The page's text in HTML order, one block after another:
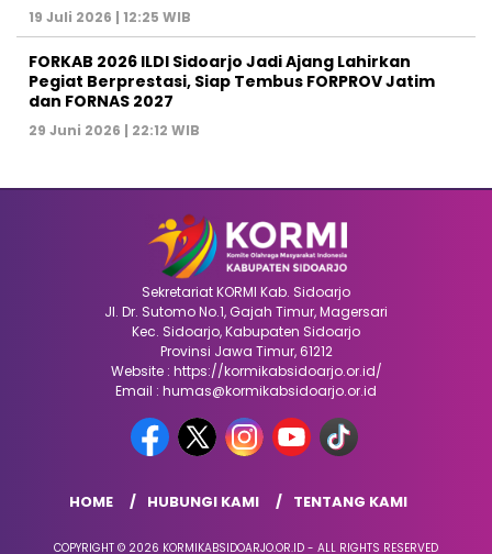
19 Juli 2026 | 12:25 WIB
FORKAB 2026 ILDI Sidoarjo Jadi Ajang Lahirkan
Pegiat Berprestasi, Siap Tembus FORPROV Jatim
dan FORNAS 2027
29 Juni 2026 | 22:12 WIB
Sekretariat KORMI Kab. Sidoarjo
Jl. Dr. Sutomo No.1, Gajah Timur, Magersari
Kec. Sidoarjo, Kabupaten Sidoarjo
Provinsi Jawa Timur, 61212
Website : https://kormikabsidoarjo.or.id/
Email : humas@kormikabsidoarjo.or.id
HOME HUBUNGI KAMI TENTANG KAMI
COPYRIGHT © 2026 KORMIKABSIDOARJO.OR.ID - ALL RIGHTS RESERVED